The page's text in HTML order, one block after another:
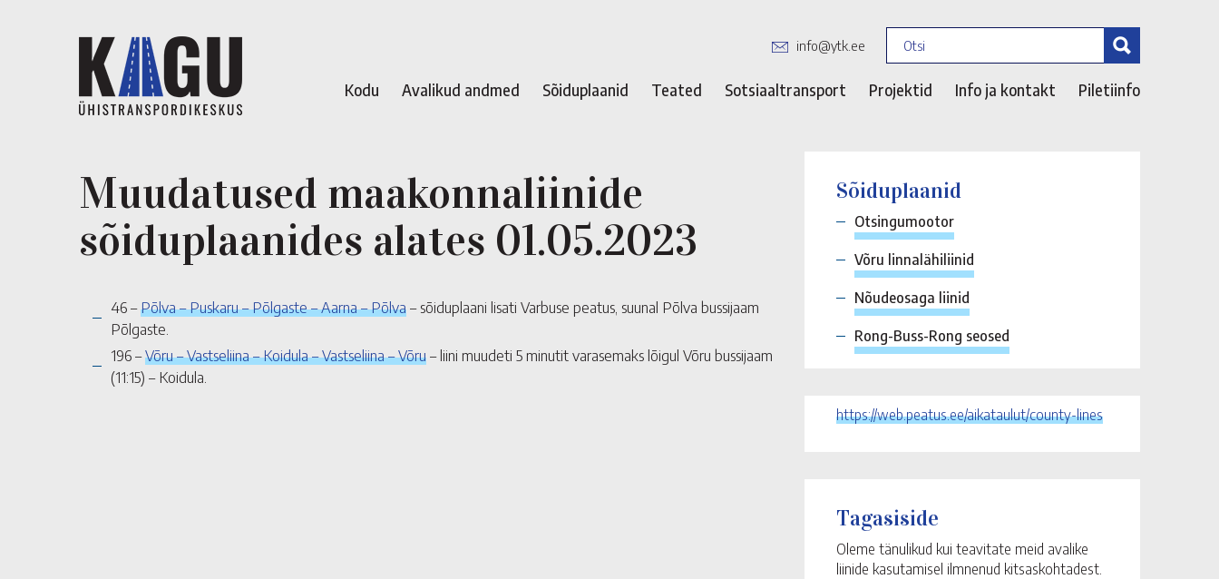
info@ytk.ee
Kodu Avalikud andmed Sõiduplaanid Teated Sotsiaaltransport Projektid Info ja kontakt Piletiinfo
Muudatused maakonnaliinide
sõiduplaanides alates 01.05.2023
46 –Põlva – Puskaru – Põlgaste – Aarna – Põlva– sõiduplaani lisati Varbuse peatus, suunal Põlva bussijaam
Põlgaste.
196 –Võru – Vastseliina – Koidula – Vastseliina – Võru– liini muudeti 5 minutit varasemaks lõigul Võru bussijaam
(11:15) – Koidula.
Sõiduplaanid
Otsingumootor
Võru linnalähiliinid
Nõudeosaga liinid
Rong-Buss-Rong seosed
https://web.peatus.ee/aikataulut/county-lines
Tagasiside
Oleme tänulikud kui teavitate meid avalike
liinide kasutamisel ilmnenud kitsaskohtadest.